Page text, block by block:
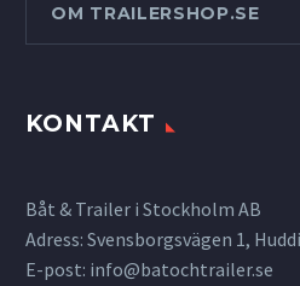
OM TRAILERSHOP.SE
KONTAKT
Båt & Trailer i Stockholm AB
Adress: Svensborgsvägen 1,
E-post: info@batochtrailer.se